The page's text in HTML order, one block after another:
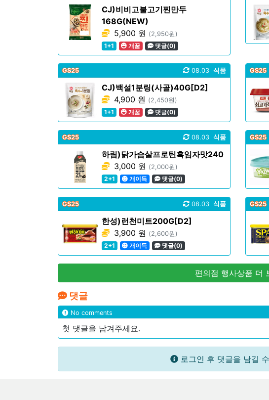
CJ)비비고불고기찐만두
168G(NEW)
5,900 원 (2,950원)
1+1
개꿀 댓글(0)
GS25 식품
08.03
CJ)백설1분링(사골)40G[D2]
4,900 원 (2,450원)
1+1
개꿀 댓글(0)
GS25
GS25 식품
08.03
하림)닭가슴살프로틴흑임자맛240
3,000 원 (2,000원)
2+1
개이득 댓글(0)
GS25
GS25 식품
08.03
한성)런천미트200G[D2]
3,900 원 (2,600원)
2+1
개이득 댓글(0)
GS25
편의점 행사상품 더
댓글
No comments
첫 댓글을 남겨주세요.
로그인 후 댓글을 남길